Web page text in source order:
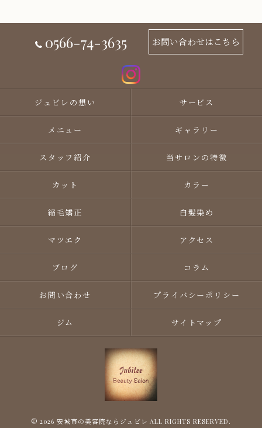
0566-74-3635 お問い合わせはこちら
ジュビレの想い サービス
メニュー ギャラリー
スタッフ紹介 当サロンの特徴
カット カラー
縮毛矯正 白髪染め
マツエク アクセス
ブログ コラム
お問い合わせ プライバシーポリシー
ジム サイトマップ
© 2026 安城市の美容院ならジュビレ ALL RIGHTS RESERVED.